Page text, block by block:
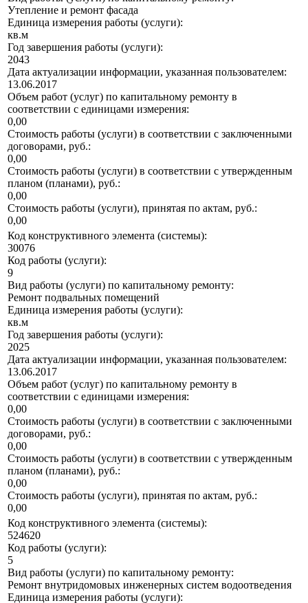
Утепление и ремонт фасада
Единица измерения работы (услуги):
кв.м
Год завершения работы (услуги):
2043
Дата актуализации информации, указанная пользователем:
13.06.2017
Объем работ (услуг) по капитальному ремонту в
соответствии с единицами измерения:
0,00
Стоимость работы (услуги) в соответствии с заключенными
договорами, руб.:
0,00
Стоимость работы (услуги) в соответствии с утвержденным
планом (планами), руб.:
0,00
Стоимость работы (услуги), принятая по актам, руб.:
0,00
Код конструктивного элемента (системы):
30076
Код работы (услуги):
9
Вид работы (услуги) по капитальному ремонту:
Ремонт подвальных помещений
Единица измерения работы (услуги):
кв.м
Год завершения работы (услуги):
2025
Дата актуализации информации, указанная пользователем:
13.06.2017
Объем работ (услуг) по капитальному ремонту в
соответствии с единицами измерения:
0,00
Стоимость работы (услуги) в соответствии с заключенными
договорами, руб.:
0,00
Стоимость работы (услуги) в соответствии с утвержденным
планом (планами), руб.:
0,00
Стоимость работы (услуги), принятая по актам, руб.:
0,00
Код конструктивного элемента (системы):
524620
Код работы (услуги):
5
Вид работы (услуги) по капитальному ремонту:
Ремонт внутридомовых инженерных систем водоотведения
Единица измерения работы (услуги):